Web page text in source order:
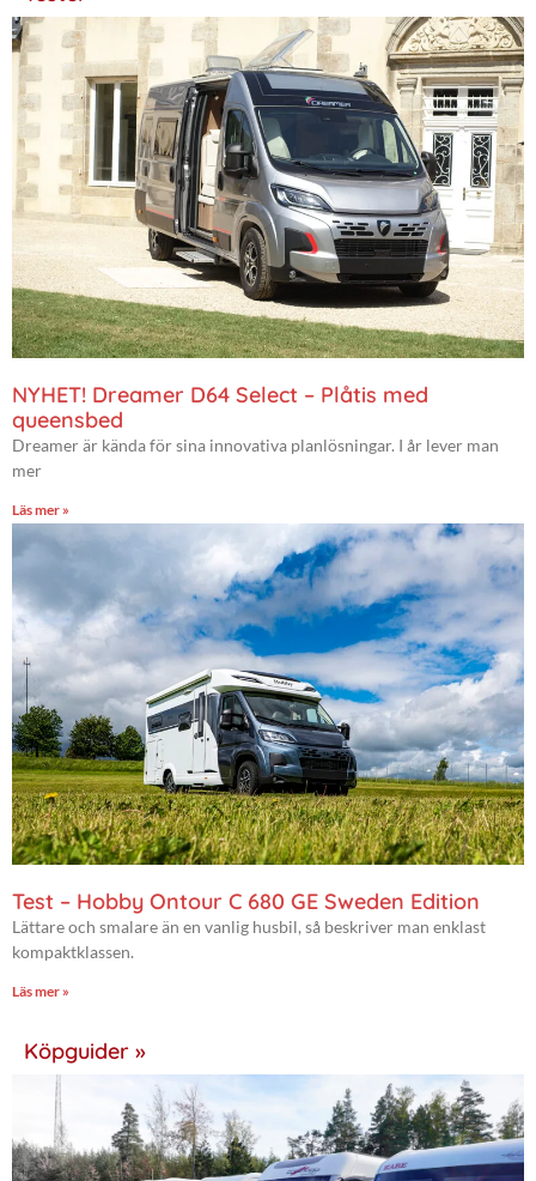
NYHET! Dreamer D64 Select – Plåtis med
queensbed
Dreamer är kända för sina innovativa planlösningar. I år lever man
mer
Läs mer »
Test – Hobby Ontour C 680 GE Sweden Edition
Lättare och smalare än en vanlig husbil, så beskriver man enklast
kompaktklassen.
Läs mer »
Köpguider »